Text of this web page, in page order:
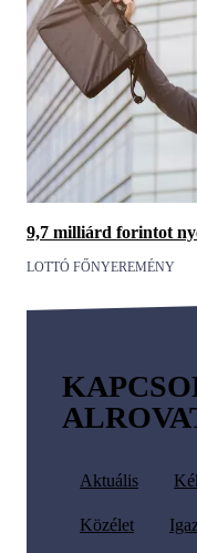
9,7 milliárd forintot
LOTTÓ FŐNYEREMÉNY
Aktuális
Közélet